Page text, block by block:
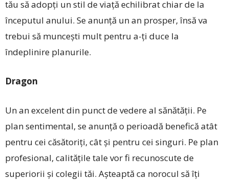
tău să adopţi un stil de viaţă echilibrat chiar de la
începutul anului. Se anunță un an prosper, însă va
trebui să muncești mult pentru a-ți duce la
îndeplinire planurile.
Dragon
Un an excelent din punct de vedere al sănătății. Pe
plan sentimental, se anunță o perioadă benefică atât
pentru cei căsătoriți, cât și pentru cei singuri. Pe plan
profesional, calităţile tale vor fi recunoscute de
superiorii și colegii tăi. Așteaptă ca norocul să îţi